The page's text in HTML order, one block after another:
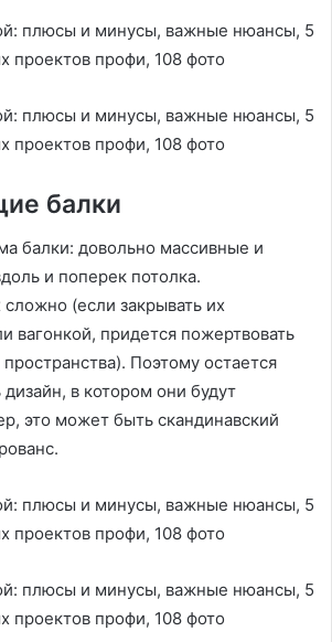
балки
балки: довольно массивные и
и поперек потолка.
сложно (если закрывать их
вагонкой, придется пожертвовать
Поэтому остается
в котором они будут
это может быть скандинавский